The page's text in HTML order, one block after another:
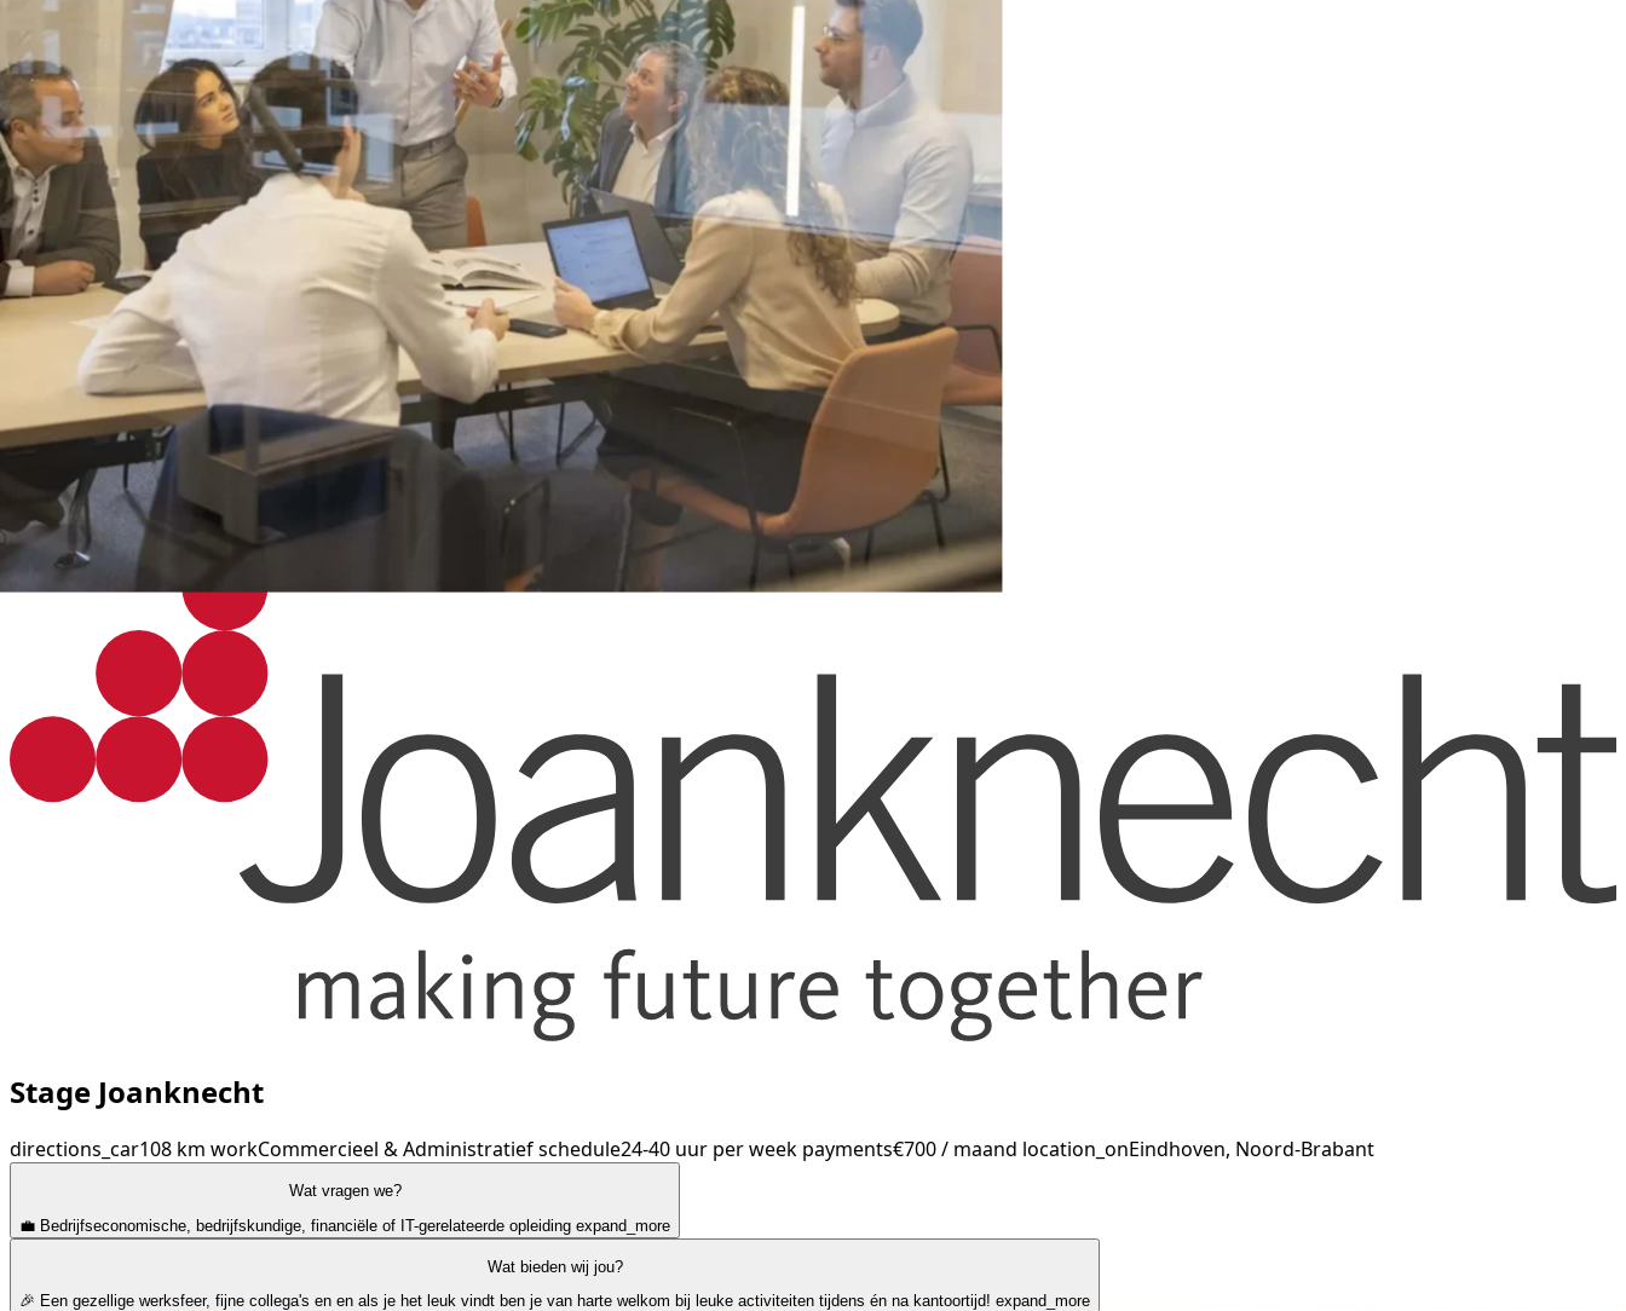
Stage Joanknecht
directions_car108 km workCommercieel & Administratiefschedule24-40 uur per week payments€700 / maand location_onEindhoven, Noord-Brabant
Wat vragen we?
💼 Bedrijfseconomische, bedrijfskundige, financiële of IT-gerelateerde opleiding expand_more
Wat bieden wij jou?
🎉 Een gezellige werksfeer, fijne collega's en en als je het leuk vindt ben je van harte welkom bij leuke activiteiten tijdens én na kantoortijd! expand_more